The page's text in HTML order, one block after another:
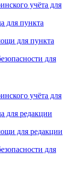
учёта для
для пункта
для пункта
для
учёта для
для редакции
для редакции
для